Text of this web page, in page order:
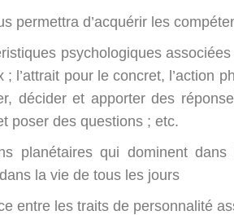
permettra d’acquérir les
psychologiques
l’attrait pour le concret, l’action
décider et apporter des
poser des questions ; etc.
planétaires qui dominent
la vie de tous les jours
entre les traits de personnalité